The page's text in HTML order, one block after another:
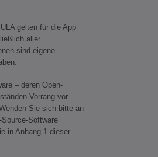
gelten für die App
aller
sind eigene
– deren Open-
Vorrang vor
Sie sich bitte an
Software
in Anhang 1 dieser